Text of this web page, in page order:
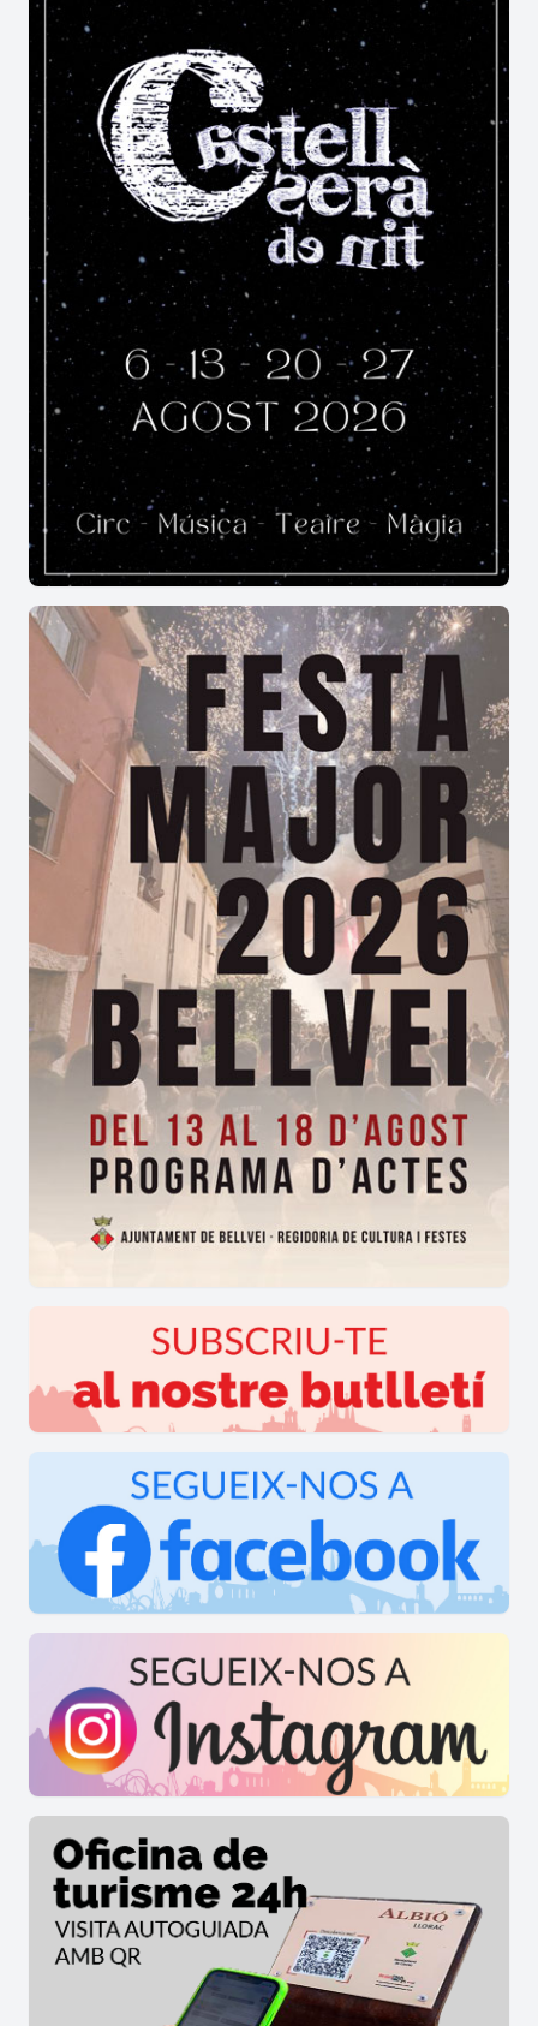
germanor dels seus orígens.
Al llarg dels anys, la festa s’ha celebrat en
diferents indrets de la població: la plaça de
l’Església, la de Cal Fàbregues, el pati de les
escoles i, actualment, a l’esplanada del costat del
Poliesportiu, tot just a l’entrar al poble.
De bon matí els grallers del Pla desperten al
poble amb el toc de gralla pels diferents carrers,
finalitzant el seu recorregut a l’Avinguda de la
Carrerada. A les nou del matí s’encenen les
fogueres i a les deu s’inicia laFesta de les
Torrades pròpiament dita.